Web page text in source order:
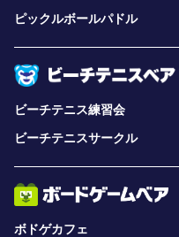
ピックルボールパドル
ビーチテニス練習会
ビーチテニスサークル
ボドゲカフェ